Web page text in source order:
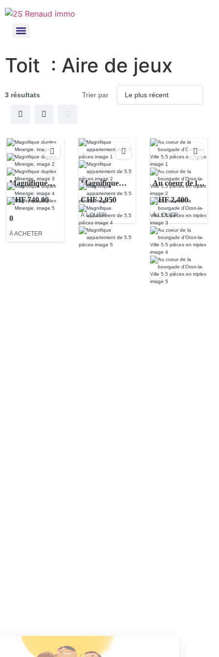
Toit : Aire de jeux
3 résultats Trier par
Magnifique
duplex
Minergie.
CHF 740,00
0
À ACHETER
Magnifique
appartement de
5.5 pièces
CHF 2,950
À LOUER
Au coeur de la
bourgade
d’Oron-la-Ville
5.5 pièces en
triplex
CHF 2,400
À LOUER